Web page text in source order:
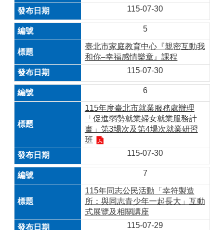
115-07-30
5
臺北市家庭教育中心『親密互動我
和你–幸福感情樂章』課程
115-07-30
6
115年度臺北市就業服務處辦理
「促進弱勢就業婦女就業服務計
畫」第3場次及第4場次就業研習
班
115-07-30
7
115年同志公民活動「幸符製造
所：與同志青少年一起長大」互動
式展覽及相關講座
115-07-29